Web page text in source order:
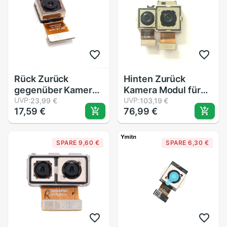
Rück Zurück
gegenüber Kamera
Modul für Huawei
P10 Lite
UVP:23,99 €
17,59 €
Hinten Zurück
Kamera Modul für
Oneplus 6 t 1 + 6 t
A6010 A6013
praktisch Teile
UVP:103,19 €
76,99 €
SPARE 9,60 € SPARE 6,30 €